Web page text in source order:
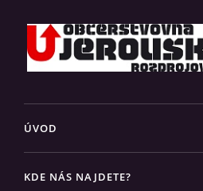
ÚVOD
KDE NÁS NAJDETE?